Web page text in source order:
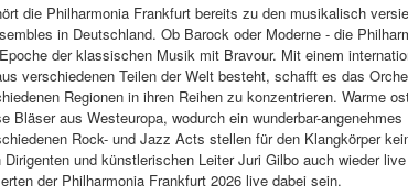
die Philharmonia Frankfurt bereits zu den musikalisch
in Deutschland. Ob Barock oder Moderne - die
der klassischen Musik mit Bravour. Mit einem
verschiedenen Teilen der Welt besteht, schafft es das
Regionen in ihren Reihen zu konzentrieren. Warme
Bläser aus Westeuropa, wodurch ein wunderbar-
Rock- und Jazz Acts stellen für den Klangkörper
und künstlerischen Leiter Juri Gilbo auch wieder
der Philharmonia Frankfurt 2026 live dabei sein.